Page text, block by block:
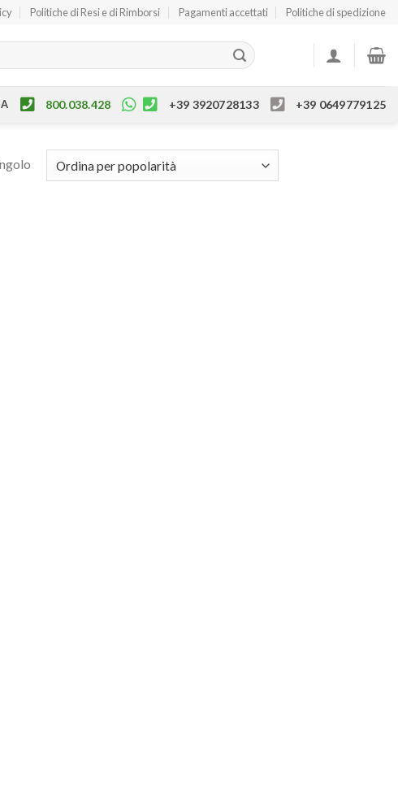
Politiche di Resi e di Rimborsi Pagamenti accettati Politiche di spedizione
800.038.428 +39 3920728133 +39 0649779125